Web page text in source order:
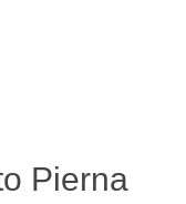
Pierna